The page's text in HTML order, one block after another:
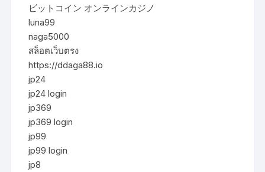
ビットコイン オンラインカジノ
luna99
naga5000
สล็อตเว็บตรง
https://ddaga88.io
jp24
jp24 login
jp369
jp369 login
jp99
jp99 login
jp8